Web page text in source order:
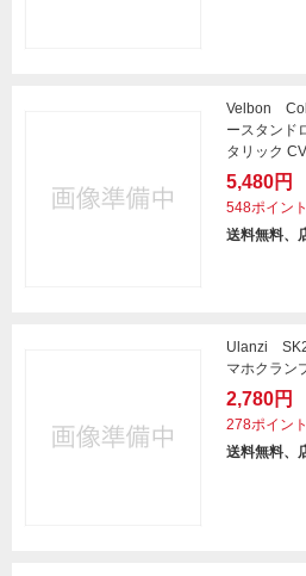
Velbon
ースタンド
タリック
5,480円
548ポイント
送料無料、
Ulanzi
マホクラン
2,780円
278ポイント
送料無料、